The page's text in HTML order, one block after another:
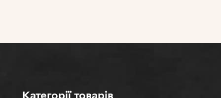
Категорії товарів